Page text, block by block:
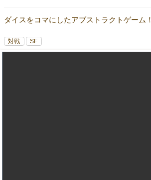
ダイスをコマにしたアブストラクトゲーム！
対戦 SF